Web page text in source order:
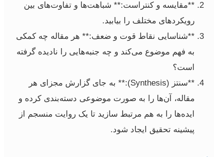
**مقایسه و کنتراست:** شباهت‌ها و تفاوت‌های بین
رویکردهای مختلف را بیابید.
**شناسایی نقاط قوت و ضعف:** هر مقاله چه کمکی
به فهم موضوع می‌کند و چه جنبه‌هایی را نادیده گرفته
است؟
**سنتز (Synthesis):** به جای گزارش مجزای هر
مقاله، آن‌ها را به صورت موضوعی دسته‌بندی کرده و
ایده‌ها را به هم مرتبط سازید تا یک روایت منسجم از
پیشینه تحقیق ایجاد شود.